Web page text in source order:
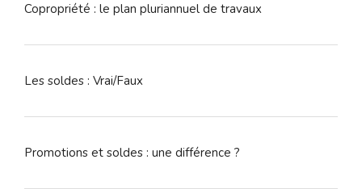
Copropriété : le plan pluriannuel de travaux
Les soldes : Vrai/Faux
Promotions et soldes : une différence ?